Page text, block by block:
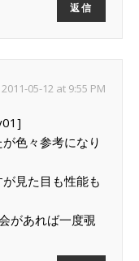
返信
2011-05-12 at 9:55 PM
色々参考になり
見た目も性能も
があれば一度覗